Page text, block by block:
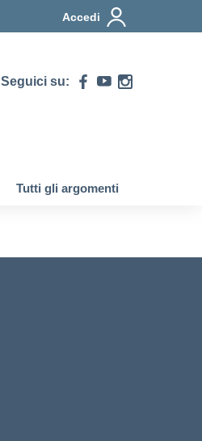
Accedi
Seguici su:
Tutti gli argomenti